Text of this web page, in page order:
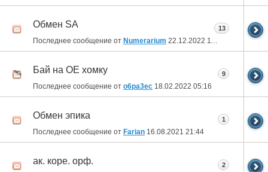
Обмен SA
Последнее сообщение от Numerarium 22.12.2022 11:27
13
Бай на ОЕ хомку
Последнее сообщение от o6pa3ec 18.02.2022 05:16
9
Обмен эпика
Последнее сообщение от Farian 16.08.2021 21:44
1
ак. коре. орф. 2